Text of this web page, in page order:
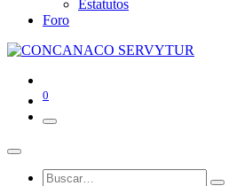
Estatutos
Foro
0